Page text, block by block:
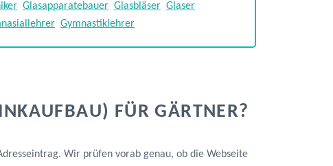
Glasapparatebauer Glasbläser Glaser
Gymnastiklehrer
FÜR GÄRTNER?
Wir prüfen vorab genau, ob die Webseite